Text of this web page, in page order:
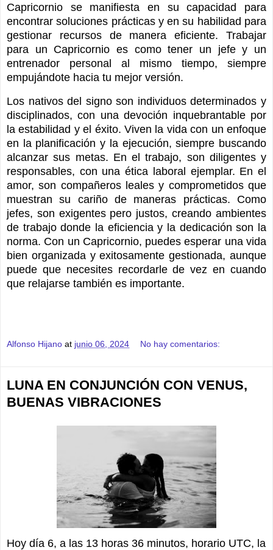
Capricornio se manifiesta en su capacidad para
encontrar soluciones prácticas y en su habilidad para
gestionar recursos de manera eficiente. Trabajar
para un Capricornio es como tener un jefe y un
entrenador personal al mismo tiempo, siempre
empujándote hacia tu mejor versión.
Los nativos del signo son individuos determinados y
disciplinados, con una devoción inquebrantable por
la estabilidad y el éxito. Viven la vida con un enfoque
en la planificación y la ejecución, siempre buscando
alcanzar sus metas. En el trabajo, son diligentes y
responsables, con una ética laboral ejemplar. En el
amor, son compañeros leales y comprometidos que
muestran su cariño de maneras prácticas. Como
jefes, son exigentes pero justos, creando ambientes
de trabajo donde la eficiencia y la dedicación son la
norma. Con un Capricornio, puedes esperar una vida
bien organizada y exitosamente gestionada, aunque
puede que necesites recordarle de vez en cuando
que relajarse también es importante.
Alfonso Hijano at junio 06, 2024 No hay comentarios:
LUNA EN CONJUNCIÓN CON VENUS,
BUENAS VIBRACIONES
Hoy día 6, a las 13 horas 36 minutos, horario UTC, la